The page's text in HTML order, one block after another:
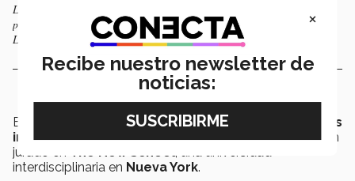
Las 3 soluciones químicas en las que se basa SANAVE para desinfectar,
preparar la superficie de la piel y crear el hidrogel. Foto: Alejandro
López.
En el Biodesign Challenge participaron
40 proyectos
internacionales, dondeSANAVEfue expuesto ante un
jurado en
interdisciplinaria en Nueva York.
×
Recibe nuestro newsletter de
noticias: